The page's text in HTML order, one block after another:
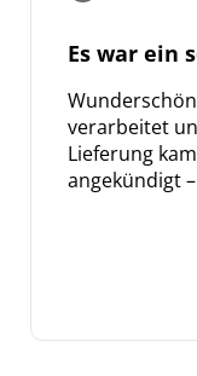
Es war ein
verarbeitet
Lieferung
angekündigt